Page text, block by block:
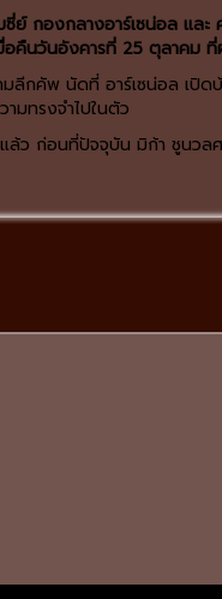
กองกลางอาร์เซน่อล และ
อคืนวันอังคารที่ 25 ตุลาคม ที่
ลีกคัพ นัดที่ อาร์เซน่อล เปิ
มทรงจำไปในตัว
ก่อนที่ปัจจุบัน มิก้า ชูนวลศ